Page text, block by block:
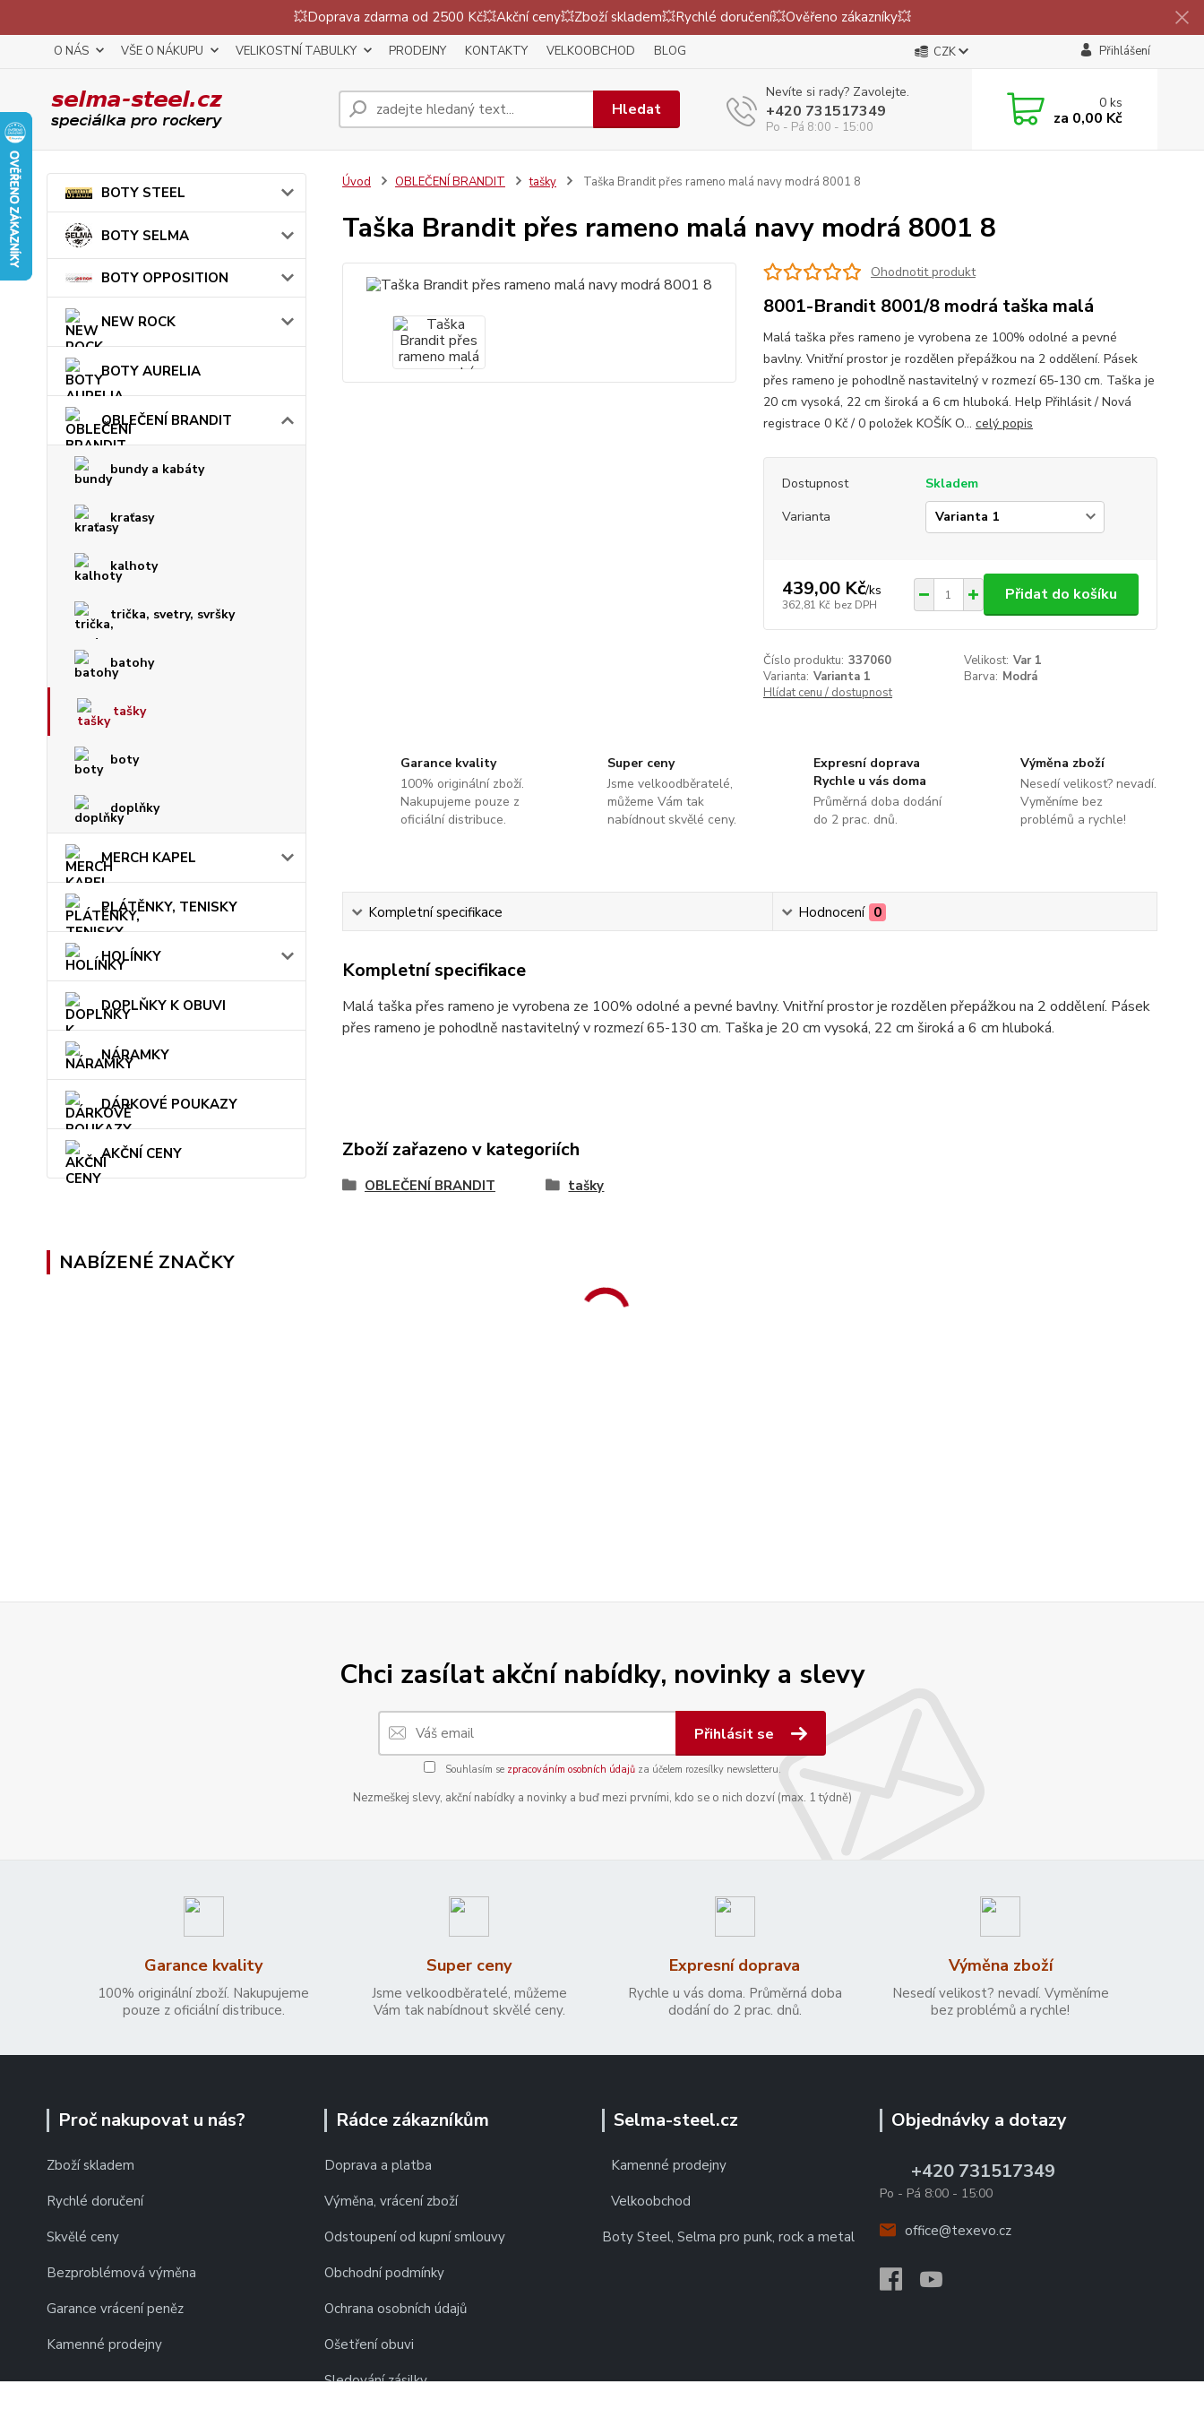
💥Doprava zdarma od 2500 Kč💥Akční ceny💥Zboží skladem💥Rychlé doručení💥Ověřeno zákazníky💥
O NÁS VŠE O NÁKUPU VELIKOSTNÍ TABULKY PRODEJNY KONTAKTY VELKOOBCHOD BLOG CZK Přihlášení
Hledat
Nevíte si rady? Zavolejte.
+420 731517349
Po - Pá 8:00 - 15:00
0ks
za 0,00 Kč
BOTY STEEL
BOTY SELMA
BOTY OPPOSITION
NEW ROCK
BOTY AURELIA
OBLEČENÍ BRANDIT
bundy a kabáty
kraťasy
kalhoty
trička, svetry, svršky
batohy
tašky
boty
doplňky
MERCH KAPEL
PLÁTĚNKY, TENISKY
HOLÍNKY
DOPLŇKY K OBUVI
NÁRAMKY
DÁRKOVÉ POUKAZY
AKČNÍ CENY
NABÍZENÉ ZNAČKY
Úvod OBLEČENÍ BRANDIT tašky Taška Brandit přes rameno malá navy modrá 8001 8
Taška Brandit přes rameno malá navy modrá 8001 8
Ohodnotit produkt
8001-Brandit 8001/8 modrá taška malá
Malá taška přes rameno je vyrobena ze 100% odolné a pevné
bavlny. Vnitřní prostor je rozdělen přepážkou na 2 oddělení. Pásek
přes rameno je pohodlně nastavitelný v rozmezí 65-130 cm. Taška je
20 cm vysoká, 22 cm široká a 6 cm hluboká. Help Přihlásit / Nová
registrace 0 Kč / 0 položek KOŠÍK O... celý popis
Dostupnost
Skladem
Varianta
439,00 Kč/ks
362,81 Kč bez DPH
Přidat do košíku
Číslo produktu: 337060 Velikost: Var 1
Varianta: Varianta 1 Barva: Modrá
Hlídat cenu / dostupnost
Garance kvality
100% originální zboží.
Nakupujeme pouze z
oficiální distribuce.
Super ceny
Jsme velkoodběratelé,
můžeme Vám tak
nabídnout skvělé ceny.
Expresní doprava
Rychle u vás doma
Průměrná doba dodání
do 2 prac. dnů.
Výměna zboží
Nesedí velikost? nevadí.
Vyměníme bez
problémů a rychle!
Kompletní specifikace Hodnocení 0
Kompletní specifikace
Malá taška přes rameno je vyrobena ze 100% odolné a pevné bavlny. Vnitřní prostor je rozdělen přepážkou na 2 oddělení. Pásek
přes rameno je pohodlně nastavitelný v rozmezí 65-130 cm. Taška je 20 cm vysoká, 22 cm široká a 6 cm hluboká.
Zboží zařazeno v kategoriích
OBLEČENÍ BRANDIT tašky
Chci zasílat akční nabídky, novinky a slevy
Přihlásit se
Souhlasím se zpracováním osobních údajůza účelem rozesílky newsletteru.
Nezmeškej slevy, akční nabídky a novinky a buď mezi prvními, kdo se o nich dozví (max. 1 týdně)
Garance kvality
100% originální zboží. Nakupujeme
pouze z oficiální distribuce.
Super ceny
Jsme velkoodběratelé, můžeme
Vám tak nabídnout skvělé ceny.
Expresní doprava
Rychle u vás doma. Průměrná doba
dodání do 2 prac. dnů.
Výměna zboží
Nesedí velikost? nevadí. Vyměníme
bez problémů a rychle!
Proč nakupovat u nás?
Zboží skladem
Rychlé doručení
Skvělé ceny
Bezproblémová výměna
Garance vrácení peněz
Kamenné prodejny
Rádce zákazníkům
Doprava a platba
Výměna, vrácení zboží
Odstoupení od kupní smlouvy
Obchodní podmínky
Ochrana osobních údajů
Ošetření obuvi
Sledování zásilky
Selma-steel.cz
Kamenné prodejny
Velkoobchod
Boty Steel, Selma pro punk, rock a metal
Objednávky a dotazy
+420 731517349
Po - Pá 8:00 - 15:00
office@texevo.cz